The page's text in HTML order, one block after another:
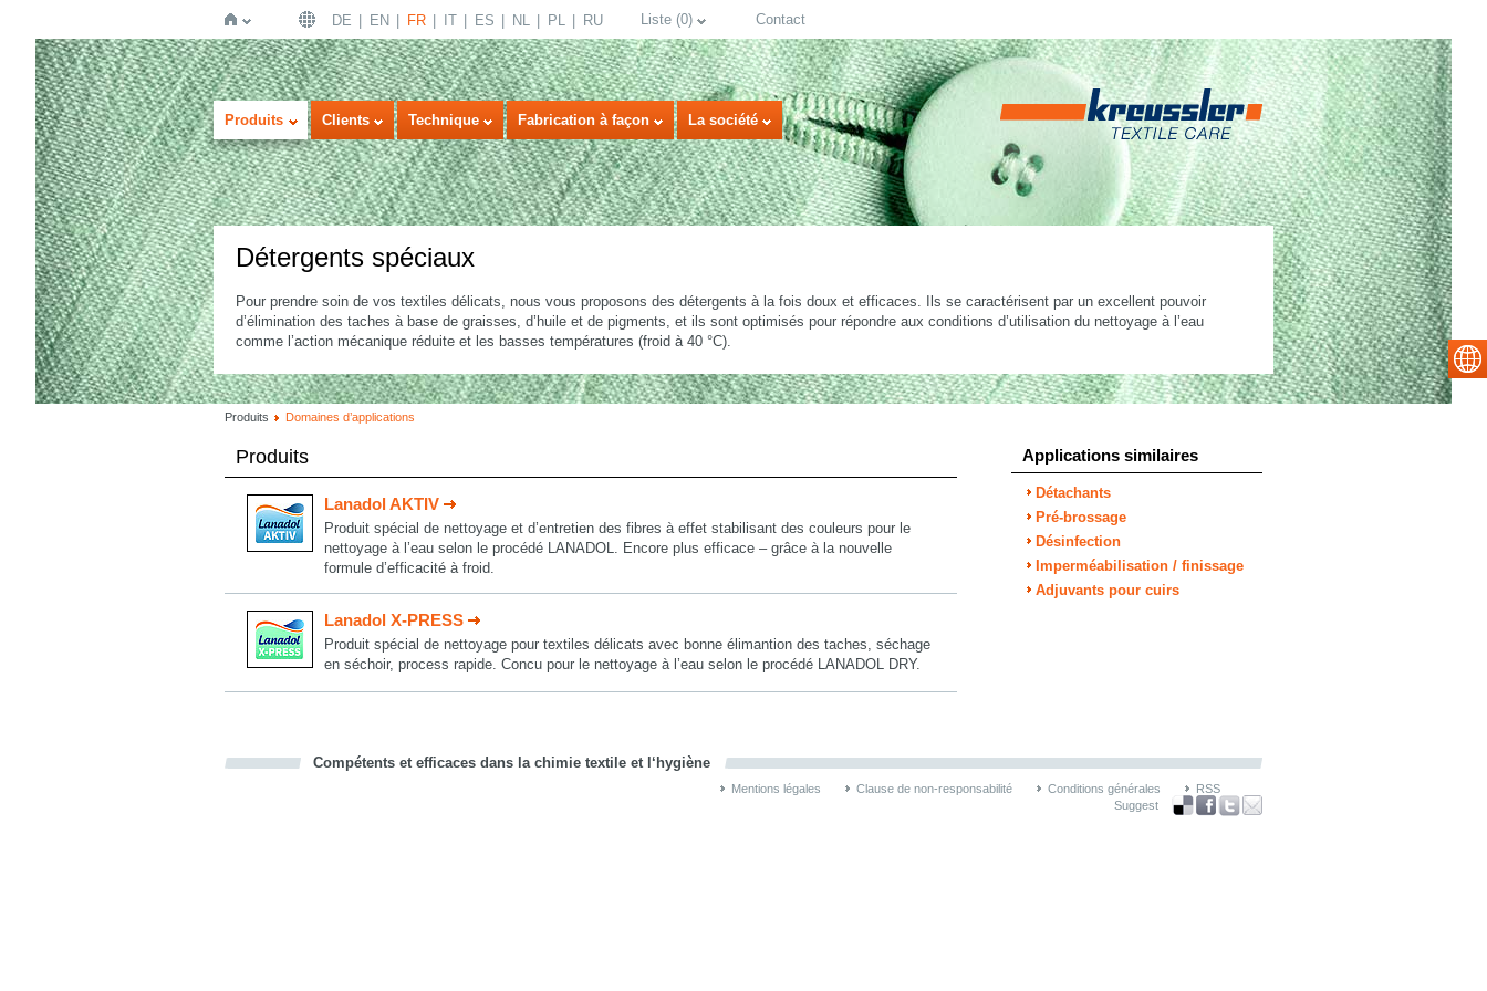
Page
d'accueil
DE EN FR IT ES NL PL RU Liste (0) Contact
Produits Clients Technique Fabrication à façon La société
Détergents spéciaux
Pour prendre soin de vos textiles délicats, nous vous proposons des détergents à la fois doux et efficaces. Ils se caractérisent par un excellent pouvoir
d’élimination des taches à base de graisses, d’huile et de pigments, et ils sont optimisés pour répondre aux conditions d’utilisation du nettoyage à l’eau
comme l’action mécanique réduite et les basses températures (froid à 40 °C).
Produits Domaines d’applications
Produits
Lanadol AKTIV
Produit spécial de nettoyage et d’entretien des fibres à effet stabilisant des couleurs pour le
nettoyage à l’eau selon le procédé LANADOL. Encore plus efficace – grâce à la nouvelle
formule d’efficacité à froid.
Lanadol X-PRESS
Produit spécial de nettoyage pour textiles délicats avec bonne élimantion des taches, séchage
en séchoir, process rapide. Concu pour le nettoyage à l’eau selon le procédé LANADOL DRY.
Applications similaires
Détachants
Pré-brossage
Désinfection
Imperméabilisation / finissage
Adjuvants pour cuirs
Compétents et efficaces dans la chimie textile et l‘hygiène
Mentions légales Clause de non-responsabilité Conditions générales
RSS
Suggest